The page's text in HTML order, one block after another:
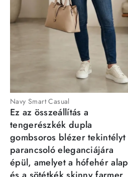
Navy Smart Casual
Ez az összeállítás a
tengerészkék dupla
gombsoros blézer tekintélyt
parancsoló eleganciájára
épül, amelyet a hófehér alap